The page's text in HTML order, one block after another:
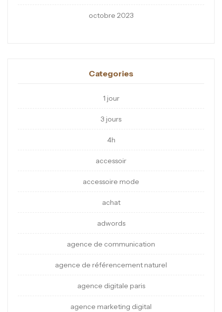
octobre 2023
Categories
1 jour
3 jours
4h
accessoir
accessoire mode
achat
adwords
agence de communication
agence de référencement naturel
agence digitale paris
agence marketing digital